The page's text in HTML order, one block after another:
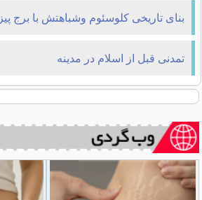
بنای تاریخی کلوسئوم وشباهتش با برج پیزا
تمدنی قبل از اسلام در مدینه